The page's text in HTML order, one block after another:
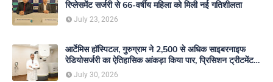
रिप्लेसमेंट सर्जरी से 66-वर्षीय महिला को मिली नई गतिशीलता
July 23, 2026
आर्टेमिस हॉस्पिटल, गुरुग्राम ने 2,500 से अधिक साइबरनाइफ
रेडियोसर्जरी का ऐतिहासिक आंकड़ा किया पार, प्रिसिशन ट्रीटमेंट में
मजबूत की अपनी अग्रणी पहचान
July 30, 2026